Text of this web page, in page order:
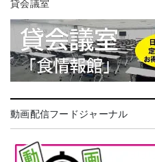
貸会議室
動画配信フードジャーナル